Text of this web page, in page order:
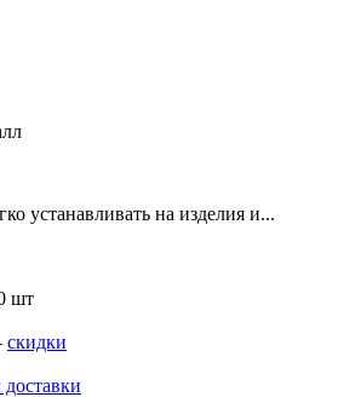
устанавливать на изделия и...
шт
скидки